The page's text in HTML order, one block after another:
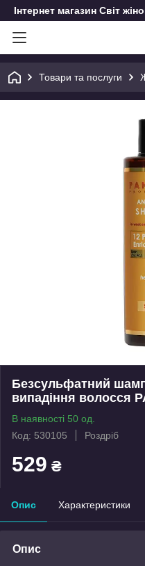
Інтернет магазин Світ
Товари та послуги
Безсульфатний
випадіння волосся
В наявності 50 од.
Код: 530105
Роздріб
529 ₴
Опис Характеристики
Опис